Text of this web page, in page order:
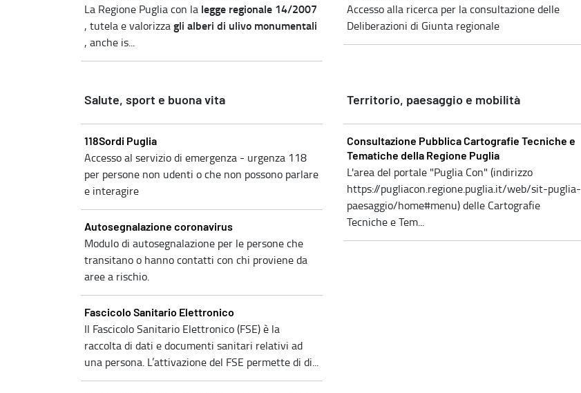
La Regione Puglia con la legge regionale 14/2007
, tutela e valorizzagli alberi di ulivo monumentali
, anche is...
Accesso alla ricerca per la consultazione delle
Deliberazioni di Giunta regionale
Salute, sport e buona vita
118Sordi Puglia
Accesso al servizio di emergenza - urgenza 118
per persone non udenti o che non possono parlare
e interagire
Autosegnalazione coronavirus
Modulo di autosegnalazione per le persone che
transitano o hanno contatti con chi proviene da
aree a rischio.
Fascicolo Sanitario Elettronico
Il Fascicolo Sanitario Elettronico (FSE) è la
raccolta di dati e documenti sanitari relativi ad
una persona. L’attivazione del FSE permette di di...
Territorio, paesaggio e mobilità
Consultazione Pubblica Cartografie Tecniche e
Tematiche della Regione Puglia
L'area del portale "Puglia Con" (indirizzo
https://pugliacon.regione.puglia.it/web/sit-puglia-
paesaggio/home#menu) delle Cartografie
Tecniche e Tem...